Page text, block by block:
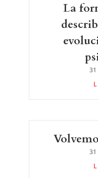
La
31
31